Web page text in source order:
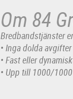
Om 84
Bredbandstjänster
• Inga dolda avgifter
• Fast eller
• Upp till 1000/